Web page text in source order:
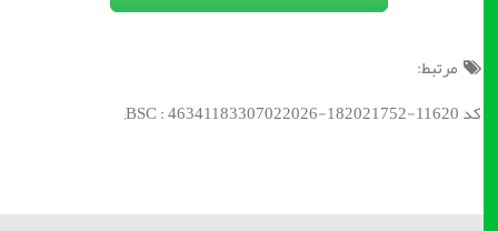
مرتبط:
کد BSC : 46341183307022026-182021752-11620;